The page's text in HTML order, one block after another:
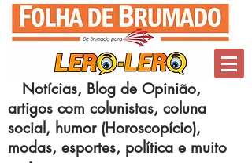
Notícias, Blog de Opinião,
artigos com colunistas, coluna
social, humor (Horoscopício),
modas, esportes, política e muito